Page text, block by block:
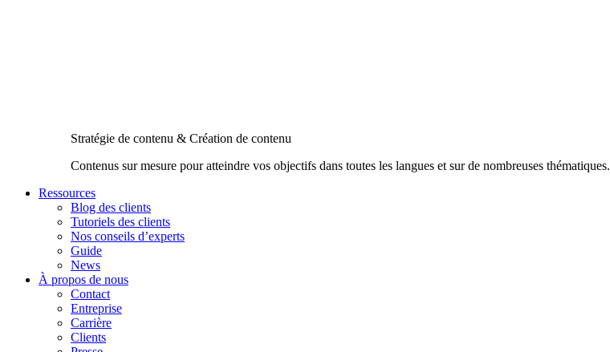
Stratégie de contenu & Création de contenu
Contenus sur mesure pour atteindre vos objectifs dans toutes les langues et sur de nombreuses thématiques.
Ressources
Blog des clients
Tutoriels des clients
Nos conseils d’experts
Guide
News
À propos de nous
Contact
Entreprise
Carrière
Clients